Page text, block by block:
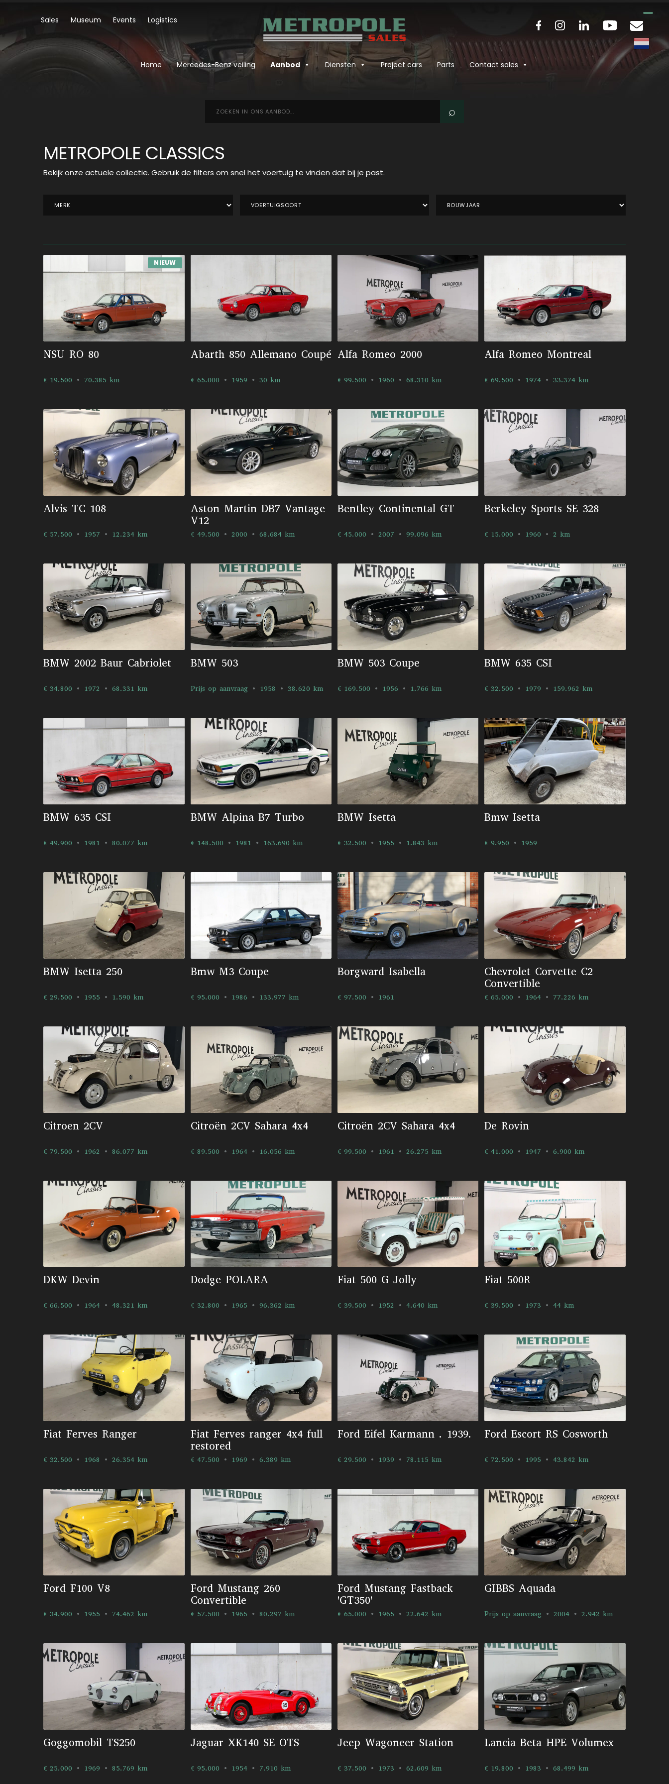
Sales Museum Events Logistics
Home Mercedes-Benz veiling Aanbod Diensten Project cars Parts Contact sales
⌕
METROPOLE CLASSICS
Bekijk onze actuele collectie. Gebruik de filters om snel het voertuig te vinden dat bij je past.
NIEUW
NSU RO 80
€ 19.500 70.385 km
Abarth 850 Allemano Coupé
€ 65.000 1959 30 km
Alfa Romeo 2000
€ 99.500 1960 68.310 km
Alfa Romeo Montreal
€ 69.500 1974 33.374 km
Alvis TC 108
€ 57.500 1957 12.234 km
Aston Martin DB7 Vantage
V12
€ 49.500 2000 68.684 km
Bentley Continental GT
€ 45.000 2007 99.096 km
Berkeley Sports SE 328
€ 15.000 1960 2 km
BMW 2002 Baur Cabriolet
€ 34.800 1972 68.331 km
BMW 503
Prijs op aanvraag 1958 38.620 km
BMW 503 Coupe
€ 169.500 1956 1.766 km
BMW 635 CSI
€ 32.500 1979 159.962 km
BMW 635 CSI
€ 49.900 1981 80.077 km
BMW Alpina B7 Turbo
€ 148.500 1981 163.690 km
BMW Isetta
€ 32.500 1955 1.843 km
Bmw Isetta
€ 9.950 1959
BMW Isetta 250
€ 29.500 1955 1.590 km
Bmw M3 Coupe
€ 95.000 1986 133.977 km
Borgward Isabella
€ 97.500 1961
Chevrolet Corvette C2
Convertible
€ 65.000 1964 77.226 km
Citroen 2CV
€ 79.500 1962 86.077 km
Citroën 2CV Sahara 4x4
€ 89.500 1964 16.056 km
Citroën 2CV Sahara 4x4
€ 99.500 1961 26.275 km
De Rovin
€ 41.000 1947 6.900 km
DKW Devin
€ 66.500 1964 48.321 km
Dodge POLARA
€ 32.800 1965 96.362 km
Fiat 500 G Jolly
€ 39.500 1952 4.640 km
Fiat 500R
€ 39.500 1973 44 km
Fiat Ferves Ranger
€ 32.500 1968 26.354 km
Fiat Ferves ranger 4x4 full
restored
€ 47.500 1969 6.389 km
Ford Eifel Karmann . 1939.
€ 29.500 1939 78.115 km
Ford Escort RS Cosworth
€ 72.500 1995 43.842 km
Ford F100 V8
€ 34.900 1955 74.462 km
Ford Mustang 260
Convertible
€ 57.500 1965 80.297 km
Ford Mustang Fastback
'GT350'
€ 65.000 1965 22.642 km
GIBBS Aquada
Prijs op aanvraag 2004 2.942 km
Goggomobil TS250
€ 25.000 1969 85.769 km
Jaguar XK140 SE OTS
€ 95.000 1954 7.910 km
Jeep Wagoneer Station
€ 37.500 1973 62.609 km
Lancia Beta HPE Volumex
€ 19.800 1983 68.499 km